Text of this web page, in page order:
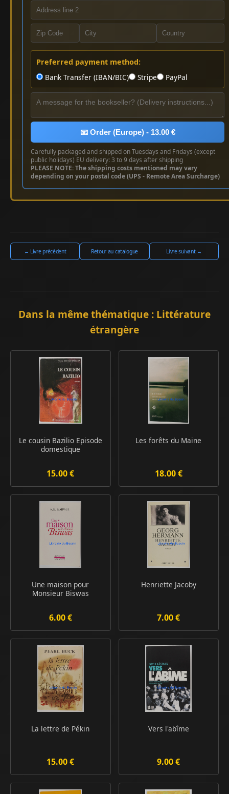
Preferred payment method:
Bank Transfer (IBAN/BIC)
Stripe PayPal
📧 Order (Europe) - 13.00 €
Carefully packaged and shipped on Tuesdays and Fridays (except
public holidays) EU delivery: 3 to 9 days after shipping
PLEASE NOTE: The shipping costs mentioned may vary
depending on your postal code (UPS - Remote Area Surcharge)
← Livre précédent Retour au catalogue Livre suivant →
Dans la même thématique : Littérature
étrangère
Le cousin Bazilio Episode
domestique
15.00 €
Les forêts du Maine
18.00 €
Une maison pour
Monsieur Biswas
6.00 €
Henriette Jacoby
7.00 €
La lettre de Pékin
15.00 €
Vers l'abîme
9.00 €